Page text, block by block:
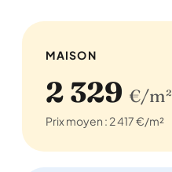
MAISON
2 329 €/m²
Prix moyen : 2 417 €/m²